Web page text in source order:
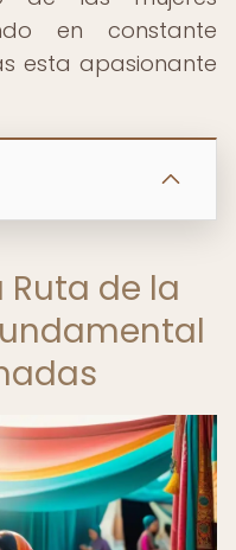
en constante
esta apasionante
de la